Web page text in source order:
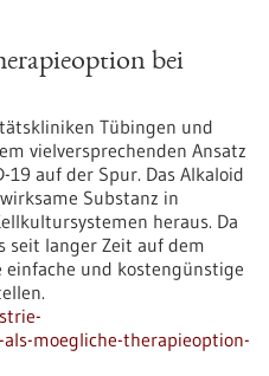
bei
Tübingen und
vielversprechenden Ansatz
19 auf der Spur. Das Alkaloid
Substanz in
heraus. Da
seit langer Zeit auf dem
und kostengünstige
moegliche-therapieoption-